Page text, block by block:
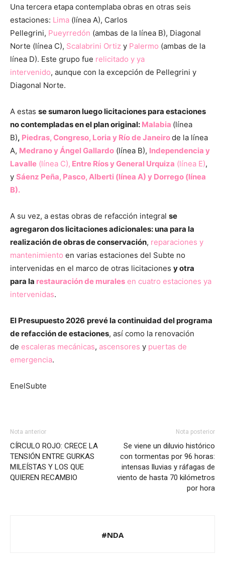
Una tercera etapa contemplaba obras en otras seis
estaciones: Lima (línea A), Carlos
Pellegrini, Pueyrredón (ambas de la línea B), Diagonal
Norte (línea C), Scalabrini Ortiz y Palermo (ambas de la
línea D). Este grupo fue relicitado y ya
intervenido, aunque con la excepción de Pellegrini y
Diagonal Norte.
A estas se sumaron luego licitaciones para estaciones
no contempladas en el plan original: Malabia (línea
B), Piedras, Congreso, Loria y Río de Janeirode la línea
A, Medrano y Ángel Gallardo (línea B), Independencia y
Lavalle (línea C), Entre Ríos y General Urquiza (línea E),
y Sáenz Peña, Pasco, Alberti (línea A) y Dorrego (línea
B).
A su vez, a estas obras de refacción integral se
agregaron dos licitaciones adicionales: una para la
realización de obras de conservación, reparaciones y
mantenimiento en varias estaciones del Subte no
intervenidas en el marco de otras licitaciones y otra
para la restauración de murales en cuatro estaciones ya
intervenidas.
El Presupuesto 2026 prevé la continuidad del programa
de refacción de estaciones, así como la renovación
de escaleras mecánicas, ascensores y puertas de
emergencia.
EnelSubte
Nota anterior
CÍRCULO ROJO: CRECE LA
TENSIÓN ENTRE GURKAS
MILEÍSTAS Y LOS QUE
QUIEREN RECAMBIO
Nota posterior
Se viene un diluvio histórico
con tormentas por 96 horas:
intensas lluvias y ráfagas de
viento de hasta 70 kilómetros
por hora
#NDA